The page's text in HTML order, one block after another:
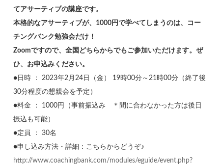
てアサーティブの講座です。
本格的なアサーティブが、1000円で学べてしまうのは、コー
チングバンク勉強会だけ！
Zoomですので、全国どちらからでもご参加いただけます。ぜ
ひ、お申込みください。
●日時 ： 2023年2月24日（金） 19時00分～21時00分（終了後
30分程度の懇親会を予定）
●料金 ： 1000円（事前振込み ＊間に合わなかった方は後日
振込も可能）
●定員 ： 30名
●申し込み方法・詳細：こちらからどうぞ♪
http://www.coachingbank.com/modules/eguide/event.php?